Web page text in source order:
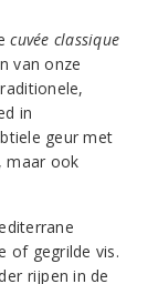
cuvée classique
van onze
in
geur met
maar ook
of gegrilde vis.
rijpen in de